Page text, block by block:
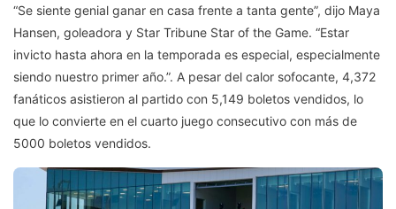
“Se siente genial ganar en casa frente a tanta gente”, dijo Maya
Hansen, goleadora y Star Tribune Star of the Game. “Estar
invicto hasta ahora en la temporada es especial, especialmente
siendo nuestro primer año.”. A pesar del calor sofocante, 4,372
fanáticos asistieron al partido con 5,149 boletos vendidos, lo
que lo convierte en el cuarto juego consecutivo con más de
5000 boletos vendidos.